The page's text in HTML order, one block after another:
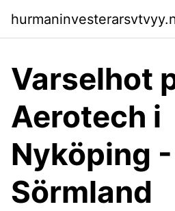
Varselhot
Aerotech i
Nyköping
Sörmland